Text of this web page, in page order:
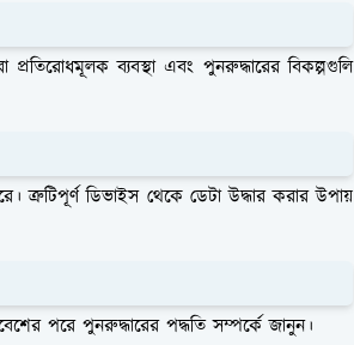
প্রতিরোধমূলক ব্যবস্থা এবং পুনরুদ্ধারের বিকল্পগুলি
ত্রুটিপূর্ণ ডিভাইস থেকে ডেটা উদ্ধার করার উপায়
পরে পুনরুদ্ধারের পদ্ধতি সম্পর্কে জানুন।